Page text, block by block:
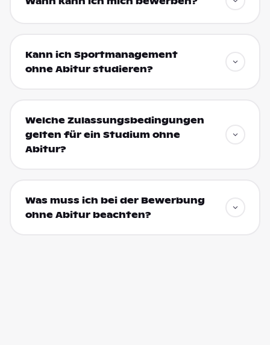
Kann ich Sportmanagement
ohne Abitur studieren?
Welche Zulassungsbedingungen
gelten für ein Studium ohne
Abitur?
Was muss ich bei der Bewerbung
ohne Abitur beachten?